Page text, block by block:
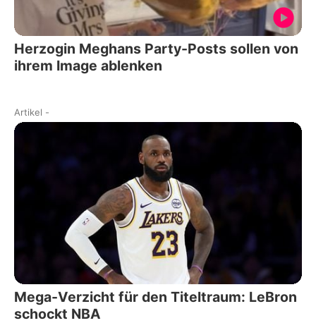
Herzogin Meghans Party-Posts sollen von
ihrem Image ablenken
Artikel -
Mega-Verzicht für den Titeltraum: LeBron
schockt NBA